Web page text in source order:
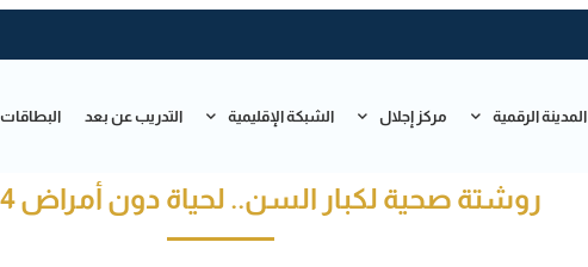
المدينة الرقمية مركز إجلال الشبكة الإقليمية التدريب عن بعد البطاقات
روشتة صحية لكبار السن.. لحياة دون أمراض 4 – يوليو –